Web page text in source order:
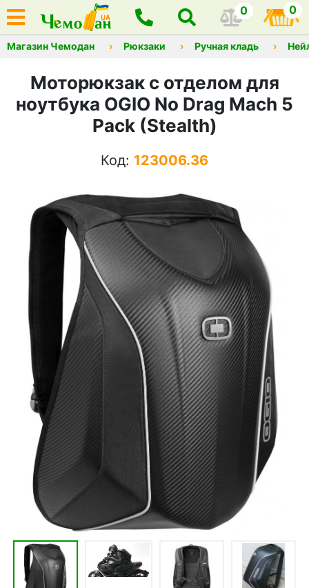
0 0
Магазин Чемодан Рюкзаки Ручная кладь
Моторюкзак с отделом для
ноутбука OGIO No Drag Mach 5
Pack (Stealth)
Код: 123006.36